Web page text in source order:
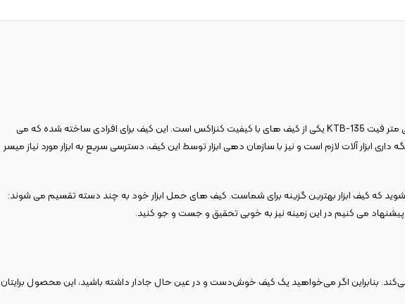
کیف ابزار وسیله ‌ای ضروری جهت حفظ و نگهداری و سازمان دهی ابزارآلات است و در سایز ها و تنوع ‌های مختلفی وجود دارد. کیف ابزار 35 سانتی متر فیت KTB-135 یکی از کیف‌ های با کیفیت کنزاکس است. این کیف برای افرادی ساخته شده که می‌
ابزار آلات لازم است و نیز با سازمان دهی ابزار توسط این کیف، دسترسی سریع به ابزار مورد نیاز میسر
شوید که کیف ابزار بهترین گزینه برای شماست. کیف ‌های حمل ابزار خود به چند دسته تقسیم می ‌شوند:
پیشنهاد می‌ کنیم در این زمینه نیز به خوبی تحقیق و جست ‌و جو کنید.
را دوچندان می‌کند. بنابراین اگر می‌خواهید یک کیف خوش‌دست و در عین حال جادار داشته باشید، این محصول برایتان